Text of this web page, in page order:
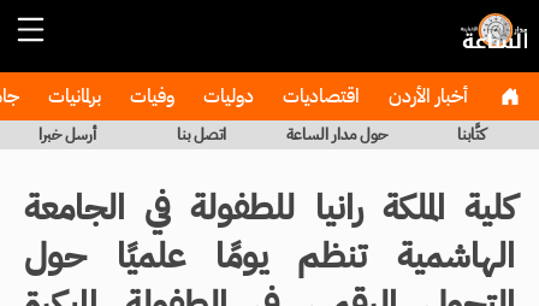
أخبار الأردن اقتصاديات دوليات وفيات برلمانيات
كتَّابنا حول مدار الساعة اتصل بنا أرسل خبرا
كلية الملكة رانيا للطفولة في الجامعة
الهاشمية تنظم يومًا علميًا حول